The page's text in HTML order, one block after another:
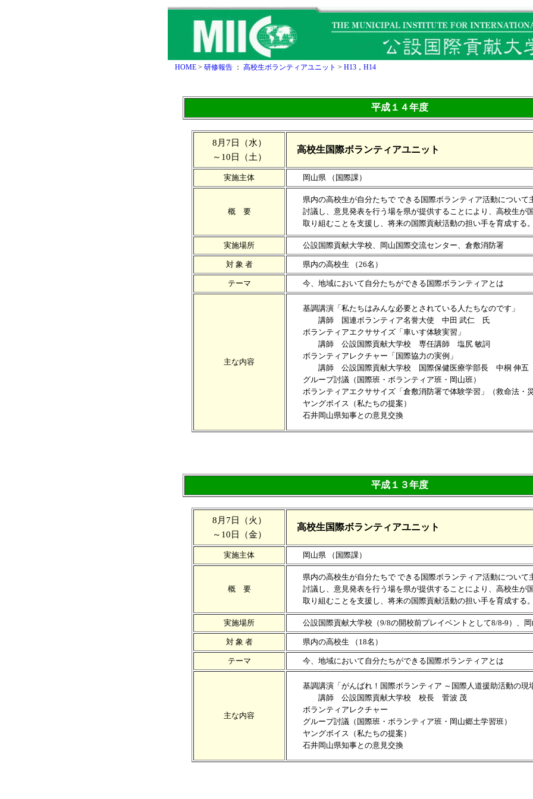
HOME > 研修報告 ： 高校生ボランティアユニット > H13 ， H14
平成１４年度
8月7日（水）
～10日（土）
高校生国際ボランティアユニット
実施主体 岡山県 （国際課）
概 要
県内の高校生が自分たちで できる国際ボランティア活動について
討議し、意見発表を行う場を県が提供することにより、高校生が
取り組むことを支援し、将来の国際貢献活動の担い手を育成する
実施場所 公設国際貢献大学校、岡山国際交流センター、倉敷消防署
対 象 者 県内の高校生 （26名）
テーマ 今、地域において自分たちができる国際ボランティアとは
主な内容
基調講演「私たちはみんな必要とされている人たちなのです」
講師 国連ボランティア名誉大使 中田 武仁 氏
ボランティアエクササイズ「車いす体験実習」
講師 公設国際貢献大学校 専任講師 塩尻 敏詞
ボランティアレクチャー「国際協力の実例」
講師 公設国際貢献大学校 国際保健医療学部長 中桐 伸五
グループ討議（国際班・ボランティア班・岡山班）
ボランティアエクササイズ「倉敷消防署で体験学習」（救命法・
ヤングボイス（私たちの提案）
石井岡山県知事との意見交換
平成１３年度
8月7日（火）
～10日（金）
高校生国際ボランティアユニット
実施主体 岡山県 （国際課）
概 要
県内の高校生が自分たちで できる国際ボランティア活動について
討議し、意見発表を行う場を県が提供することにより、高校生が
取り組むことを支援し、将来の国際貢献活動の担い手を育成する
実施場所 公設国際貢献大学校（9/8の開校前プレイベントとして8/8-9）、岡
対 象 者 県内の高校生 （18名）
テーマ 今、地域において自分たちができる国際ボランティアとは
主な内容
基調講演「がんばれ！国際ボランティア ～国際人道援助活動の現
講師 公設国際貢献大学校 校長 菅波 茂
ボランティアレクチャー
グループ討議（国際班・ボランティア班・岡山郷土学習班）
ヤングボイス（私たちの提案）
石井岡山県知事との意見交換